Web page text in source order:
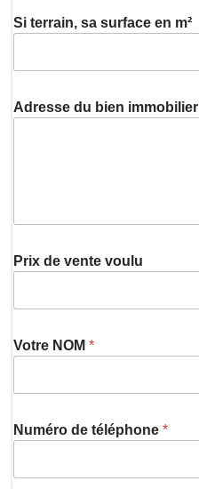
Si terrain, sa surface en m²
Adresse du bien immobilier
Prix de vente voulu
Votre NOM *
Numéro de téléphone *